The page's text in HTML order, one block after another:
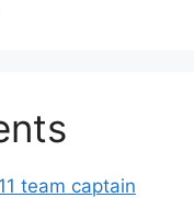
team captain